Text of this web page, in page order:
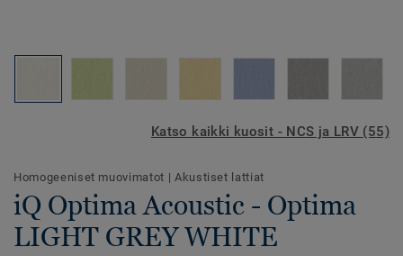
Katso kaikki kuosit - NCS ja LRV (55)
Homogeeniset muovimatot | Akustiset lattiat
iQ Optima Acoustic - Optima
LIGHT GREY WHITE